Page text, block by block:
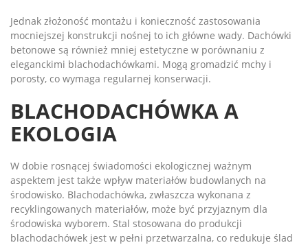
Jednak złożoność montażu i konieczność zastosowania
mocniejszej konstrukcji nośnej to ich główne wady. Dachówki
betonowe są również mniej estetyczne w porównaniu z
eleganckimi blachodachówkami. Mogą gromadzić mchy i
porosty, co wymaga regularnej konserwacji.
BLACHODACHÓWKA A
EKOLOGIA
W dobie rosnącej świadomości ekologicznej ważnym
aspektem jest także wpływ materiałów budowlanych na
środowisko. Blachodachówka, zwłaszcza wykonana z
recyklingowanych materiałów, może być przyjaznym dla
środowiska wyborem. Stal stosowana do produkcji
blachodachówek jest w pełni przetwarzalna, co redukuje ślad